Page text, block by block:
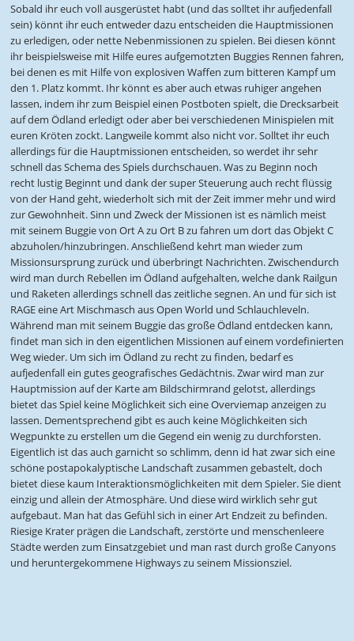
Sobald ihr euch voll ausgerüstet habt (und das solltet ihr aufjedenfall
sein) könnt ihr euch entweder dazu entscheiden die Hauptmissionen
zu erledigen, oder nette Nebenmissionen zu spielen. Bei diesen könnt
ihr beispielsweise mit Hilfe eures aufgemotzten Buggies Rennen fahren,
bei denen es mit Hilfe von explosiven Waffen zum bitteren Kampf um
den 1. Platz kommt. Ihr könnt es aber auch etwas ruhiger angehen
lassen, indem ihr zum Beispiel einen Postboten spielt, die Drecksarbeit
auf dem Ödland erledigt oder aber bei verschiedenen Minispielen mit
euren Kröten zockt. Langweile kommt also nicht vor. Solltet ihr euch
allerdings für die Hauptmissionen entscheiden, so werdet ihr sehr
schnell das Schema des Spiels durchschauen. Was zu Beginn noch
recht lustig Beginnt und dank der super Steuerung auch recht flüssig
von der Hand geht, wiederholt sich mit der Zeit immer mehr und wird
zur Gewohnheit. Sinn und Zweck der Missionen ist es nämlich meist
mit seinem Buggie von Ort A zu Ort B zu fahren um dort das Objekt C
abzuholen/hinzubringen. Anschließend kehrt man wieder zum
Missionsursprung zurück und überbringt Nachrichten. Zwischendurch
wird man durch Rebellen im Ödland aufgehalten, welche dank Railgun
und Raketen allerdings schnell das zeitliche segnen. An und für sich ist
RAGE eine Art Mischmasch aus Open World und Schlauchleveln.
Während man mit seinem Buggie das große Ödland entdecken kann,
findet man sich in den eigentlichen Missionen auf einem vordefinierten
Weg wieder. Um sich im Ödland zu recht zu finden, bedarf es
aufjedenfall ein gutes geografisches Gedächtnis. Zwar wird man zur
Hauptmission auf der Karte am Bildschirmrand gelotst, allerdings
bietet das Spiel keine Möglichkeit sich eine Overviemap anzeigen zu
lassen. Dementsprechend gibt es auch keine Möglichkeiten sich
Wegpunkte zu erstellen um die Gegend ein wenig zu durchforsten.
Eigentlich ist das auch garnicht so schlimm, denn id hat zwar sich eine
schöne postapokalyptische Landschaft zusammen gebastelt, doch
bietet diese kaum Interaktionsmöglichkeiten mit dem Spieler. Sie dient
einzig und allein der Atmosphäre. Und diese wird wirklich sehr gut
aufgebaut. Man hat das Gefühl sich in einer Art Endzeit zu befinden.
Riesige Krater prägen die Landschaft, zerstörte und menschenleere
Städte werden zum Einsatzgebiet und man rast durch große Canyons
und heruntergekommene Highways zu seinem Missionsziel.